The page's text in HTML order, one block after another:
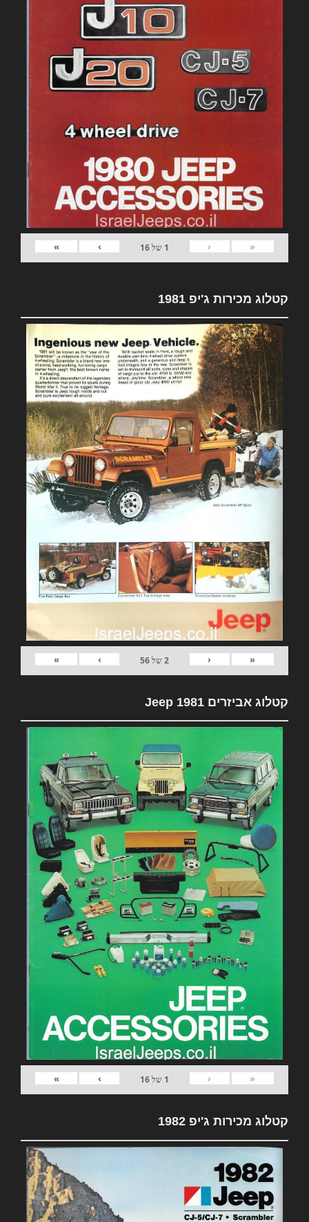
«
‹
1 של16
›
»
קטלוג מכירות ג'יפ 1981
«
‹
2של56
›
»
קטלוג אביזרים 1981 Jeep
«
‹
1 של16
›
»
קטלוג מכירות ג'יפ 1982